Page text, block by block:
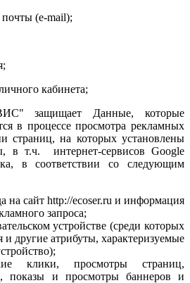
почты (e-mail);
кабинета;
" защищает Данные, которые
в процессе просмотра рекламных
страниц, на которых установлены
в т.ч. интернет-сервисов Google
в соответствии со следующим
на сайт http://ecoser.ru и информация
запроса;
устройстве (среди которых
и другие атрибуты, характеризуемые
клики, просмотры страниц,
показы и просмотры баннеров и